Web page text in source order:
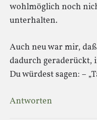
wohlmöglich noch
unterhalten.
Auch neu war mir,
dadurch geraderückt,
Du würdest sagen: –
Antworten